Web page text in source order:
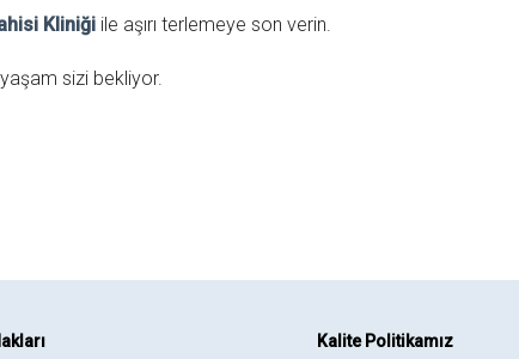
Kliniği ile aşırı terlemeye son verin.
sizi bekliyor.
Kalite Politikamız